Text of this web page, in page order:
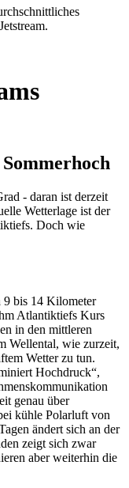
- daran ist derzeit
Wetterlage ist der
Doch wie
9 bis 14 Kilometer
Atlantiktiefs Kurs
in den mittleren
Wellental, wie zurzeit,
Wetter zu tun.
Hochdruck“,
genau über
kühle Polarluft von
ändert sich an der
zeigt sich zwar
aber weiterhin die